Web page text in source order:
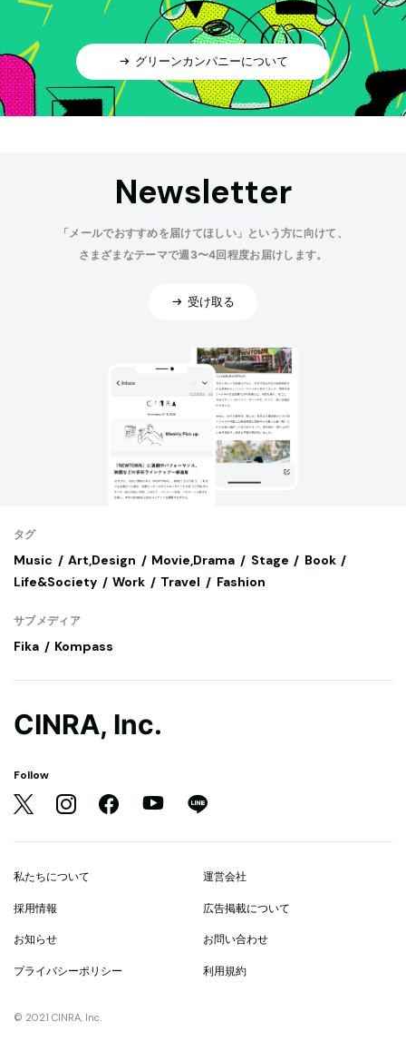
グリーンカンパニーについて
Newsletter
「メールでおすすめを届けてほしい」という方に向けて、
さまざまなテーマで週3〜4回程度お届けします。
受け取る
タグ
Music Art,Design Movie,Drama Stage
Book
Life&Society
Work Travel Fashion
サブメディア
Fika Kompass
CINRA, Inc.
Follow
私たちについて 運営会社
採用情報 広告掲載について
お知らせ お問い合わせ
プライバシーポリシー 利用規約
© 2021 CINRA, Inc.